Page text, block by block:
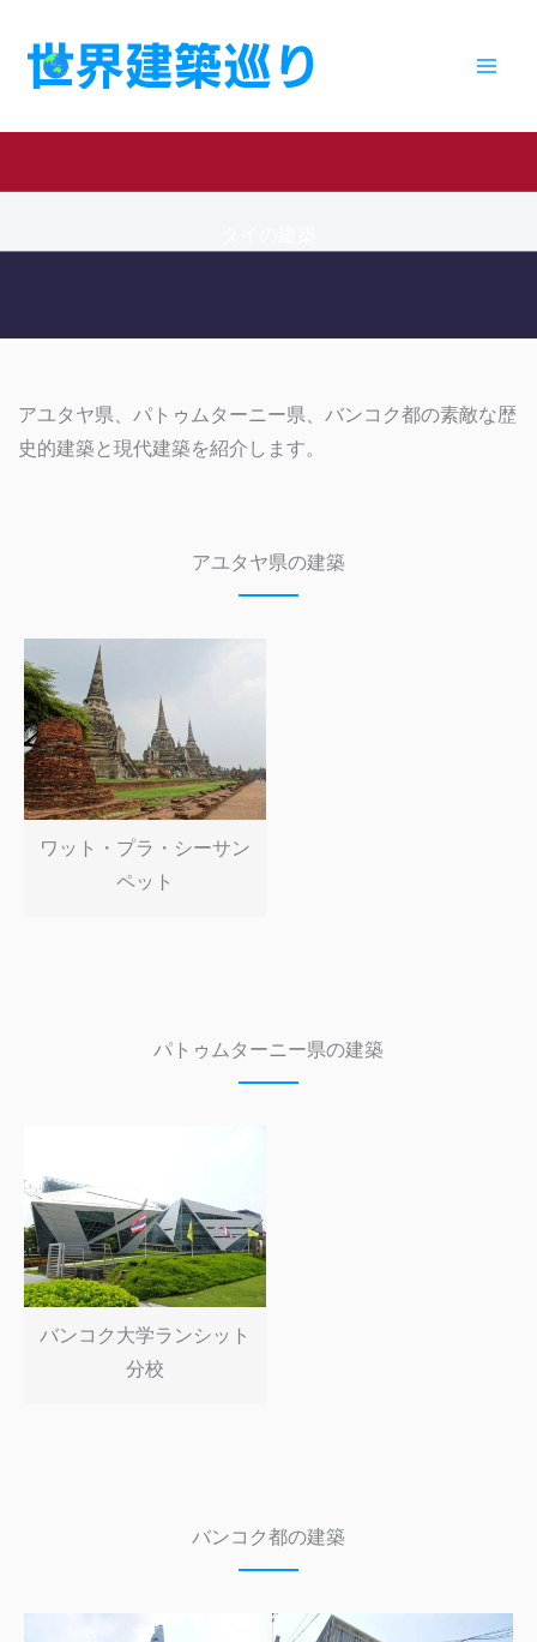
アユタヤ県、パトゥムターニー県、バンコク都の素敵な歴
史的建築と現代建築を紹介します。
アユタヤ県の建築
ワット・プラ・シーサン
ペット
パトゥムターニー県の建築
バンコク大学ランシット
分校
バンコク都の建築